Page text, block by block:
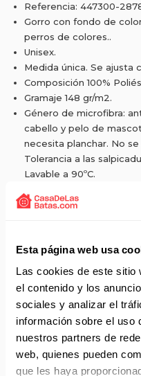
Esta página web usa
Las cookies de este sitio
el contenido y los
sociales y analizar el
información sobre el uso
nuestros partners de
web, quienes pueden
que les haya
Referencia: 447300-
Gorro con fondo de
perros de colores..
Unisex.
Medida única. Se ajusta
Composición 100%
Gramaje 148 gr/m2.
Género de microfibra:
cabello y pelo de
necesita planchar. No
Tolerancia a las
Lavable a 90ºC.
Solicita presupuesto:
Envío gratis a partir
Aprovecha el envío
Canarias, Baleares,
ENVÍOS EN AGOSTO